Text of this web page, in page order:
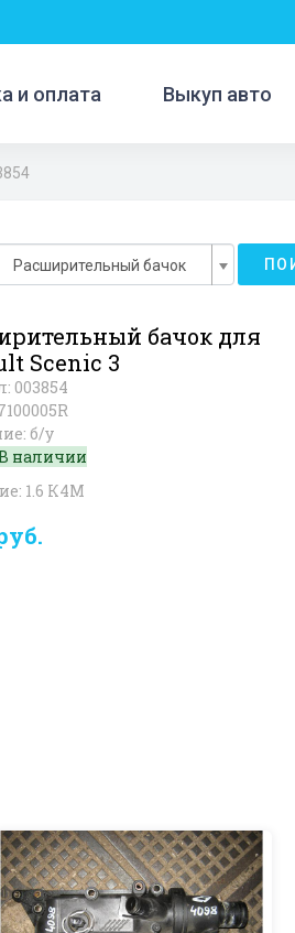
и оплата Выкуп авто
Расширительный бачок
бачок для
Scenic 3
003854
б/у
наличии
1.6 К4М